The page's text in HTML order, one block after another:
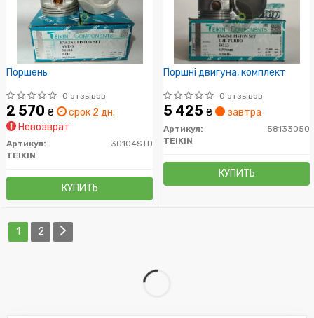
Поршень
0 отзывов
2 570 ₴
срок 2 дн.
Невозврат
Артикул:
30104STD
TEIKIN
КУПИТЬ
Поршні двигуна, комплект
0 отзывов
5 425 ₴ завтра
Артикул:
58133050
TEIKIN
КУПИТЬ
1 2